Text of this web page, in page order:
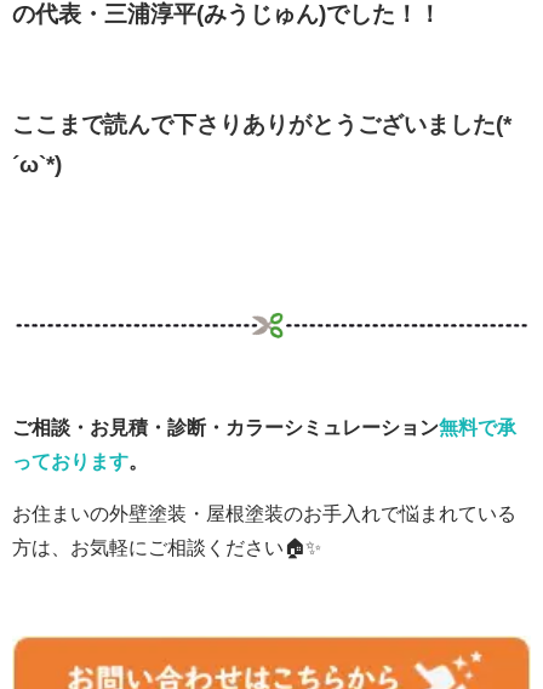
の代表・三浦淳平(みうじゅん)でした！！
ここまで読んで下さりありがとうございました(*
´ω`*)
ご相談・お見積・診断・カラーシミュレーション無料で承
っております。
お住まいの外壁塗装・屋根塗装のお手入れで悩まれている
方は、お気軽にご相談ください🏠✨